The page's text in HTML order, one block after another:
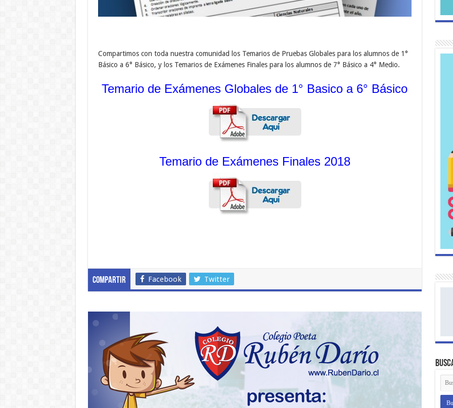
Compartimos con toda nuestra comunidad los Temarios de Pruebas Globales para los alumnos de 1°
Básico a 6° Básico, y los Temarios de Exámenes Finales para los alumnos de 7° Básico a 4° Medio.
Temario de Exámenes Globales de 1° Basico a 6° Básico
Temario de Exámenes Finales 2018
Compartir Facebook Twitter